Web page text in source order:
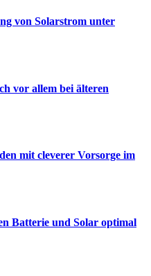
von Solarstrom unter
vor allem bei älteren
mit cleverer Vorsorge im
Batterie und Solar optimal